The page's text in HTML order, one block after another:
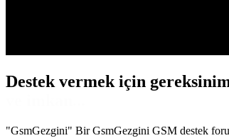
Destek vermek için
"GsmGezgini" Bir GsmGezgini GSM destek